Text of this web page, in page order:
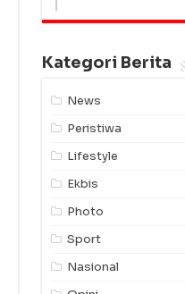
Kategori Berita
News
Peristiwa
Lifestyle
Ekbis
Photo
Sport
Nasional